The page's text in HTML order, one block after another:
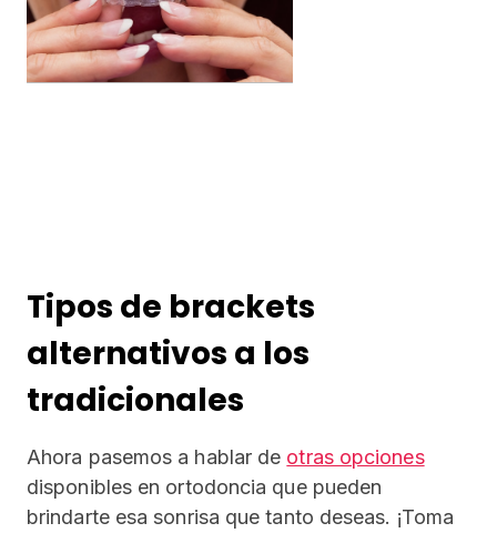
Tipos de brackets
alternativos a los
tradicionales
Ahora pasemos a hablar de otras opciones
disponibles en ortodoncia que pueden
brindarte esa sonrisa que tanto deseas. ¡Toma